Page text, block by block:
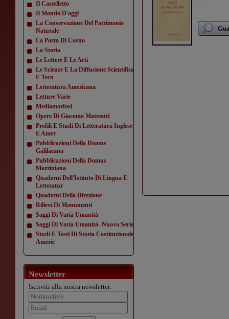
Il Castelletto
Il Mondo D'oggi
La Conservazione Del Patrimonio
Naturale
La Porta Di Corno
La Storia
Le Lettere E Le Arti
Le Scienze E La Diffusione Scientifica
E Tecn
Letteratura Americana
Letture Varie
Mediamorfosi
Opere Di Giacomo Matteotti
Profili E Studi Di Letteratura Inglese
E Amer
Pubblicazioni Della Domus
Galilaeana
Pubblicazioni Della Domus
Mazziniana
Quaderni Dell'Istituto Di Lingua E
Letteratur
Quaderni Della Direzione
Rilievi Di Monumenti
Saggi Di Varia Umanità
Saggi Di Varia Umanità- Nuova Serie
Studi E Testi Di Storia Costituzionale
Americ
Newsletter
Iscriviti alla nostra newsletter:
...